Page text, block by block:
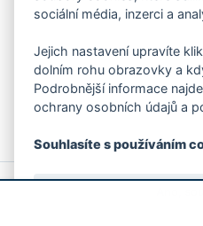
Chcete dostávat do svého
ankety, pozvánky na
Více
© 2026 Magistrát města Zlína
sociální média, inzerci a
Jejich nastavení upravíte
dolním rohu obrazovky a
Podrobnější informace
ochrany osobních údajů a
Souhlasíte s používáním